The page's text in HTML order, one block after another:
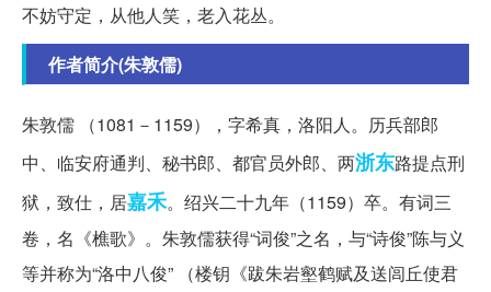
不妨守定，从他人笑，老入花丛。
作者简介(朱敦儒)
朱敦儒 （1081－1159），字希真，洛阳人。历兵部郎
中、临安府通判、秘书郎、都官员外郎、两浙东路提点刑
狱，致仕，居嘉禾。绍兴二十九年（1159）卒。有词三
卷，名《樵歌》。朱敦儒获得“词俊”之名，与“诗俊”陈与义
等并称为“洛中八俊” （楼钥《跋朱岩壑鹤赋及送闾丘使君